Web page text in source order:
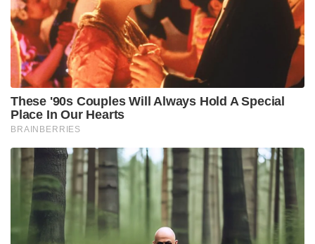
These '90s Couples Will Always Hold A Special
Place In Our Hearts
BRAINBERRIES